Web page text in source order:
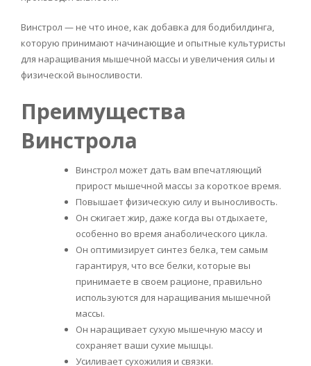
Винстрол — не что иное, как добавка для бодибилдинга,
которую принимают начинающие и опытные культуристы
для наращивания мышечной массы и увеличения силы и
физической выносливости.
Преимущества
Винстрола
Винстрол может дать вам впечатляющий
прирост мышечной массы за короткое время.
Повышает физическую силу и выносливость.
Он сжигает жир, даже когда вы отдыхаете,
особенно во время анаболического цикла.
Он оптимизирует синтез белка, тем самым
гарантируя, что все белки, которые вы
принимаете в своем рационе, правильно
используются для наращивания мышечной
массы.
Он наращивает сухую мышечную массу и
сохраняет ваши сухие мышцы.
Усиливает сухожилия и связки.